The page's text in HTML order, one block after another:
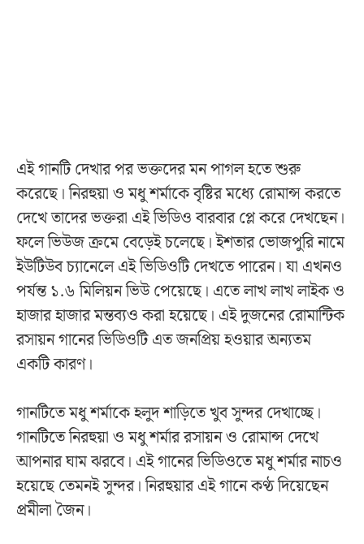
এই গানটি দেখার পর ভক্তদের মন পাগল হতে শুরু
করেছে। নিরহুয়া ও মধু শর্মাকে বৃষ্টির মধ্যে রোমান্স করতে
দেখে তাদের ভক্তরা এই ভিডিও বারবার প্লে করে দেখছেন।
ফলে ভিউজ ক্রমে বেড়েই চলেছে। ইশতার ভোজপুরি নামে
ইউটিউব চ্যানেলে এই ভিডিওটি দেখতে পারেন। যা এখনও
পর্যন্ত ১.৬ মিলিয়ন ভিউ পেয়েছে। এতে লাখ লাখ লাইক ও
হাজার হাজার মন্তব্যও করা হয়েছে। এই দুজনের রোমান্টিক
রসায়ন গানের ভিডিওটি এত জনপ্রিয় হওয়ার অন্যতম
একটি কারণ।
গানটিতে মধু শর্মাকে হলুদ শাড়িতে খুব সুন্দর দেখাচ্ছে।
গানটিতে নিরহুয়া ও মধু শর্মার রসায়ন ও রোমান্স দেখে
আপনার ঘাম ঝরবে। এই গানের ভিডিওতে মধু শর্মার নাচও
হয়েছে তেমনই সুন্দর। নিরহুয়ার এই গানে কণ্ঠ দিয়েছেন
প্রমীলা জৈন।